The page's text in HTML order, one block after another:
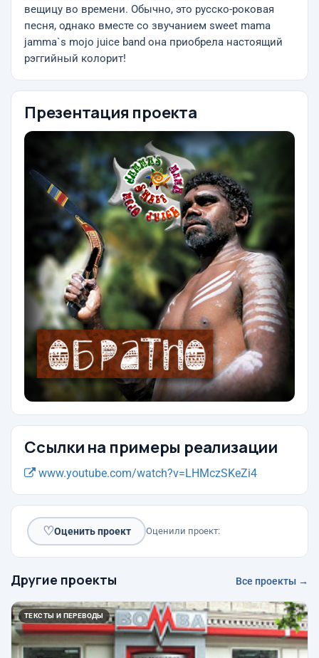
вещицу во времени. Обычно, это русско-роковая
песня, однако вместе со звучанием sweet mama
jamma`s mojo juice band она приобрела настоящий
рэггийный колорит!
Презентация проекта
Ссылки на примеры реализации
www.youtube.com/watch?v=LHMczSKeZi4
♡Оценить проект Оценили проект:
Другие проекты Все проекты →
ТЕКСТЫ И ПЕРЕВОДЫ